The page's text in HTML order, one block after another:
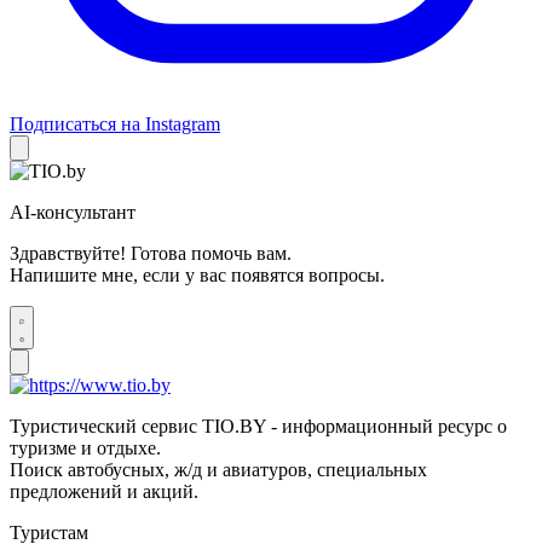
Подписаться на Instagram
AI-консультант
Здравствуйте! Готова помочь вам.
Напишите мне, если у вас появятся вопросы.
Туристический сервис TIO.BY - информационный ресурс о
туризме и отдыхе.
Поиск автобусных, ж/д и авиатуров, специальных
предложений и акций.
Туристам